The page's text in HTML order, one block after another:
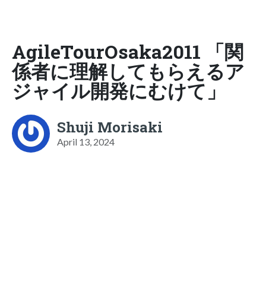
AgileTourOsaka2011 「関
係者に理解してもらえるア
ジャイル開発にむけて」
Shuji Morisaki
April 13, 2024